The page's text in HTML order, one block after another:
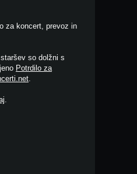
za koncert, prevoz in
so dolžni s
Potrdilo za
.
.